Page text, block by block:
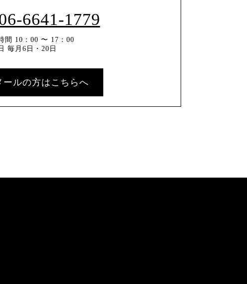
6641-1779
間 10：00 〜 17：00
毎月6日・20日
ールの方はこちらへ